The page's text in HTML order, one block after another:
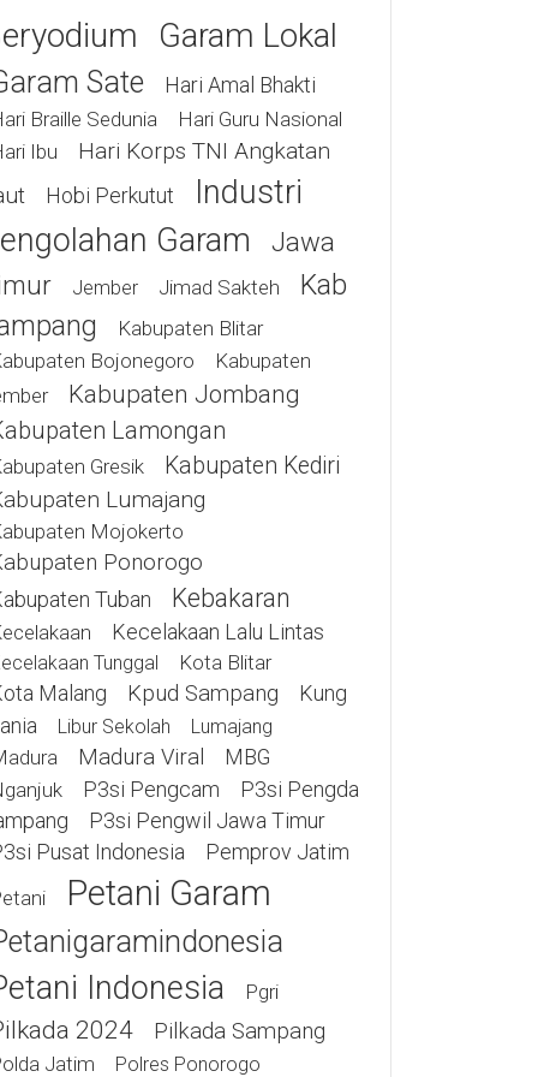
Garam Lokal
Sate Hari Amal Bhakti
Braille Sedunia
Hari Guru Nasional
Ibu
Hari Korps TNI Angkatan
Hobi Perkutut
Industri
Garam
Jawa
Jember Jimad Sakteh
Kab
Kabupaten Blitar
Bojonegoro
Kabupaten
Kabupaten Jombang
Lamongan
Gresik
Kabupaten Kediri
Lumajang
Mojokerto
Ponorogo
Tuban Kebakaran
Kecelakaan Lalu Lintas
Tunggal Kota Blitar
Malang Kpud Sampang
Kung
Libur Sekolah Lumajang
Madura Viral MBG
P3si Pengcam
P3si Pengda
P3si Pengwil Jawa Timur
Pusat Indonesia
Pemprov Jatim
Petani Garam
Indonesia Pgri
2024 Pilkada Sampang
Jatim Polres Ponorogo